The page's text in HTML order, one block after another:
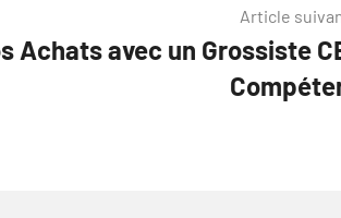
Article
Achats avec un Grossiste